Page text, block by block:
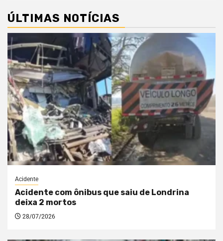
ÚLTIMAS NOTÍCIAS
Acidente
Acidente com ônibus que saiu de Londrina
deixa 2 mortos
28/07/2026